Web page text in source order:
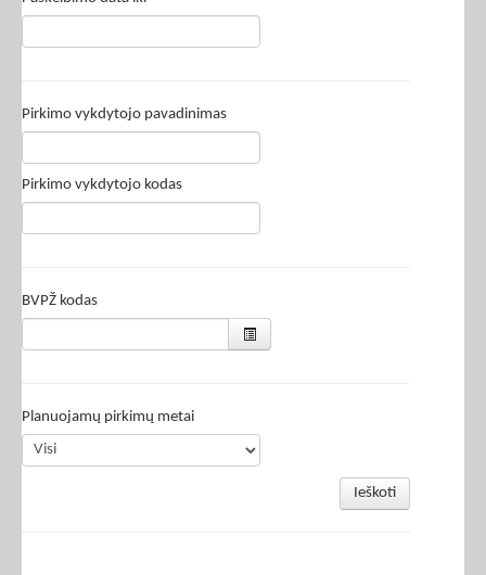
Pirkimo vykdytojo pavadinimas
Pirkimo vykdytojo kodas
BVPŽ kodas
Planuojamų pirkimų metai
Ieškoti